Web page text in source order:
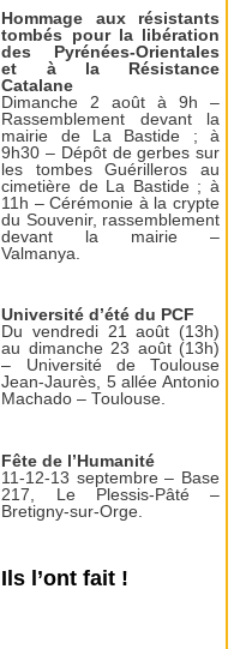
Hommage aux résistants
tombés pour la libération
des Pyrénées-Orientales
et à la Résistance
Catalane
Dimanche 2 août à 9h –
Rassemblement devant la
mairie de La Bastide ; à
9h30 – Dépôt de gerbes sur
les tombes Guérilleros au
cimetière de La Bastide ; à
11h – Cérémonie à la crypte
du Souvenir, rassemblement
devant la mairie –
Valmanya.
Université d’été du PCF
Du vendredi 21 août (13h)
au dimanche 23 août (13h)
– Université de Toulouse
Jean-Jaurès, 5 allée Antonio
Machado – Toulouse.
Fête de l’Humanité
11-12-13 septembre – Base
217, Le Plessis-Pâté –
Bretigny-sur-Orge.
Ils l’ont fait !